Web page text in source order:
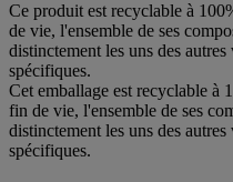
Ce produit est recyclable à
de vie, l'ensemble de ses
distinctement les uns des
spécifiques.
Cet emballage est recyclable à
fin de vie, l'ensemble de ses
distinctement les uns des
spécifiques.